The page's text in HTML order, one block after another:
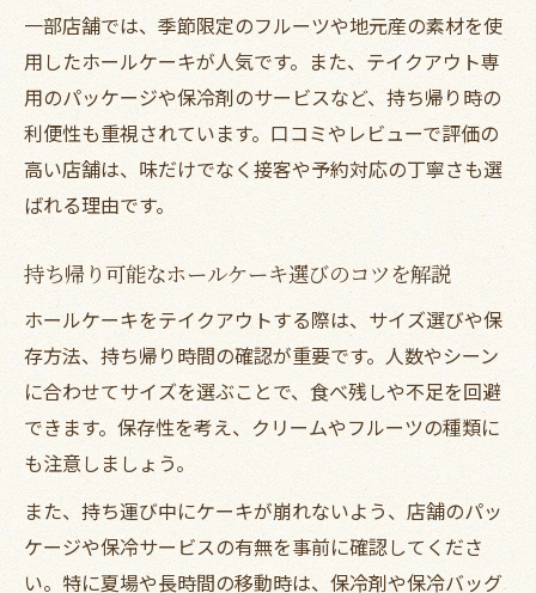
用術
テイクアウトで家族の集まりに華を添える
方法
ホールケーキのテイクアウトが人気の背景
とは
見逃せない旭区ホールケーキ予約のポイント
を紹介
旭区でホールケーキを確実に受け取る予約
のコツ
テイクアウト利用時に役立つ予約時の注意
点
保する方法
当日予約も可能なテイクアウトケーキの探
一部店舗では、季節限定のフルーツや地元産の素材を使
用したホールケーキが人気です。また、テイクアウト専
用のパッケージや保冷剤のサービスなど、持ち帰り時の
利便性も重視されています。口コミやレビューで評価の
高い店舗は、味だけでなく接客や予約対応の丁寧さも選
ばれる理由です。
持ち帰り可能なホールケーキ選びのコツを解説
ホールケーキをテイクアウトする際は、サイズ選びや保
存方法、持ち帰り時間の確認が重要です。人数やシーン
に合わせてサイズを選ぶことで、食べ残しや不足を回避
できます。保存性を考え、クリームやフルーツの種類に
も注意しましょう。
また、持ち運び中にケーキが崩れないよう、店舗のパッ
ケージや保冷サービスの有無を事前に確認してくださ
い。特に夏場や長時間の移動時は、保冷剤や保冷バッグ